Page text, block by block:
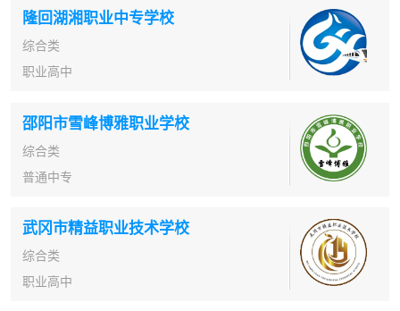
隆回湖湘职业中专学校
综合类
职业高中
邵阳市雪峰博雅职业学校
综合类
普通中专
武冈市精益职业技术学校
综合类
职业高中